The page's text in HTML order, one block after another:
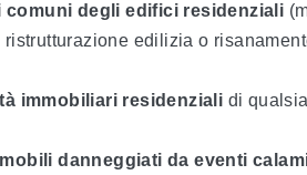
comuni degli edifici residenziali
edilizia o
immobiliari residenziali di
danneggiati da eventi